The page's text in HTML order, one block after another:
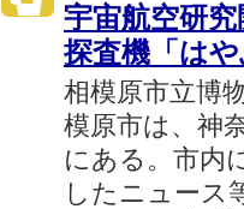
宇宙航空研
探査機「は
相模原市立
模原市は、神
にある。市内
したニュース